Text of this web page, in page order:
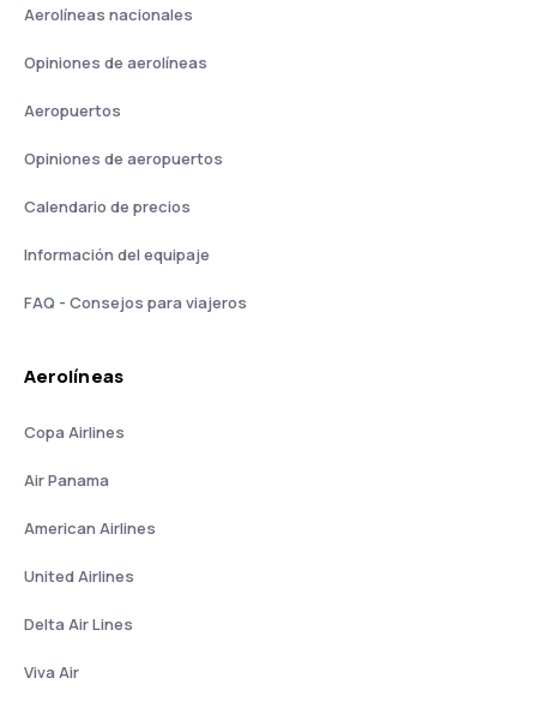
Aerolíneas nacionales
Opiniones de aerolíneas
Aeropuertos
Opiniones de aeropuertos
Calendario de precios
Información del equipaje
FAQ - Consejos para viajeros
Aerolíneas
Copa Airlines
Air Panama
American Airlines
United Airlines
Delta Air Lines
Viva Air